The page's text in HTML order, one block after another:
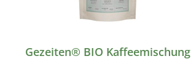
Gezeiten® BIO Kaffeemischung